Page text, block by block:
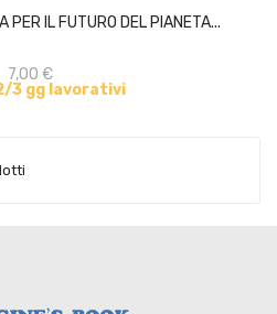
PER IL FUTURO DEL PIANETA...
7,00 €
3 gg lavorativi